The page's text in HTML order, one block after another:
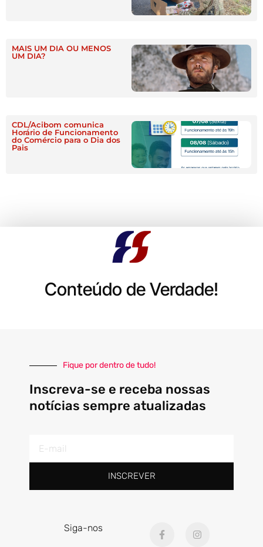
MAIS UM DIA OU MENOS
UM DIA?
CDL/Acibom comunica
Horário de Funcionamento
do Comércio para o Dia dos
Pais
Conteúdo de Verdade!
Fique por dentro de tudo!
Inscreva-se e receba nossas
notícias sempre atualizadas
mail
INSCREVER
Siga-nos
a
n